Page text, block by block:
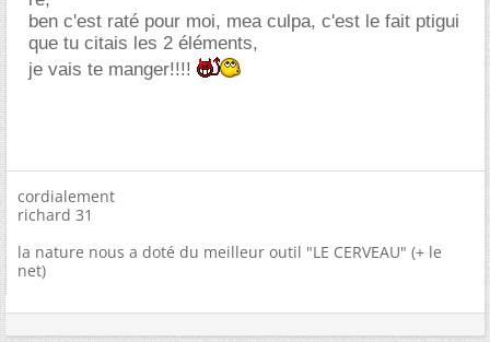
ben c'est raté pour moi, mea culpa, c'est le fait ptigui
que tu citais les 2 éléments,
je vais te manger!!!!
cordialement
richard 31
la nature nous a doté du meilleur outil "LE CERVEAU" (+ le
net)